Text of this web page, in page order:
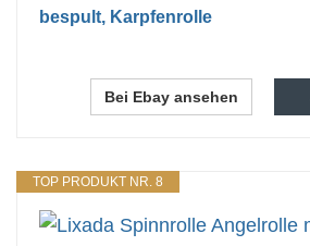
bespult, Karpfenrolle
Bei Ebay ansehen
TOP PRODUKT NR. 8